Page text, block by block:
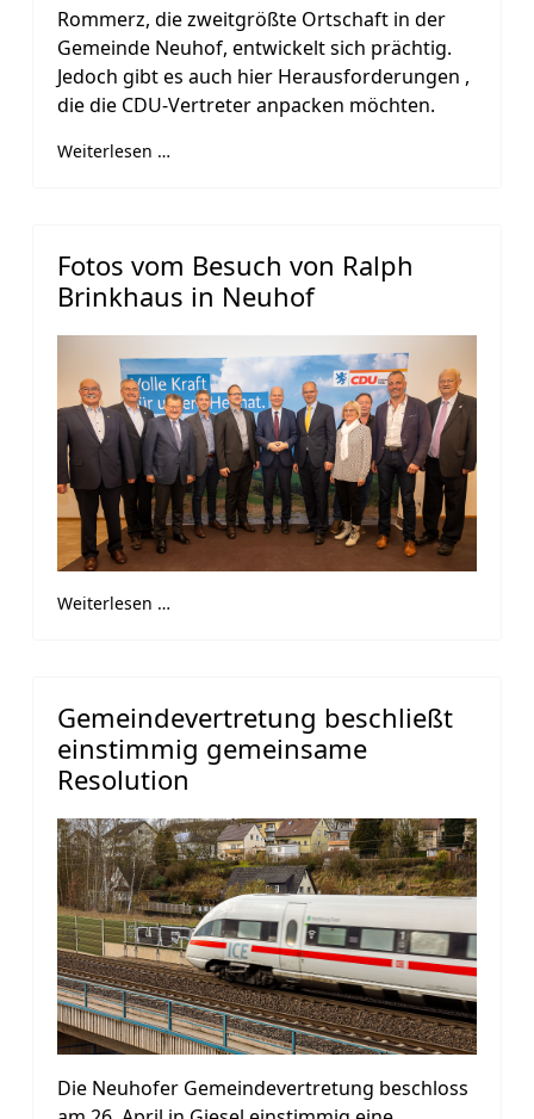
Rommerz, die zweitgrößte Ortschaft in der
Gemeinde Neuhof, entwickelt sich prächtig.
Jedoch gibt es auch hier Herausforderungen ,
die die CDU-Vertreter anpacken möchten.
Weiterlesen …
Fotos vom Besuch von Ralph
Brinkhaus in Neuhof
Weiterlesen …
Gemeindevertretung beschließt
einstimmig gemeinsame
Resolution
Die Neuhofer Gemeindevertretung beschloss